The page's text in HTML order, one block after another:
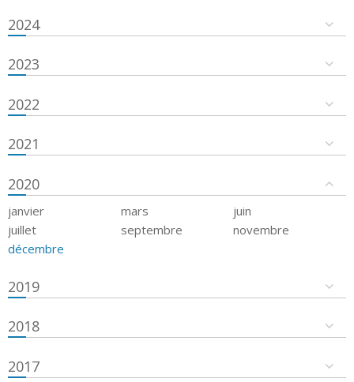
2024
2023
2022
2021
2020
janvier mars
juin
juillet
septembre
novembre
décembre
2019
2018
2017